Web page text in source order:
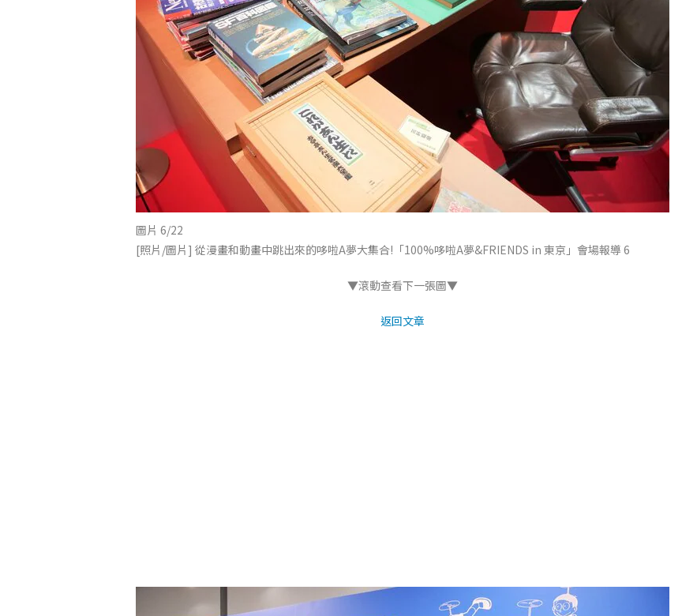
圖片 6/22
[照片/圖片] 從漫畫和動畫中跳出來的哆啦A夢大集合!「100%哆啦A夢&FRIENDS in 東京」會場報導 6
▼滾動查看下一張圖▼
返回文章